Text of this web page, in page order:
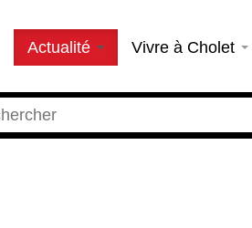
Actualité Vivre à Cholet